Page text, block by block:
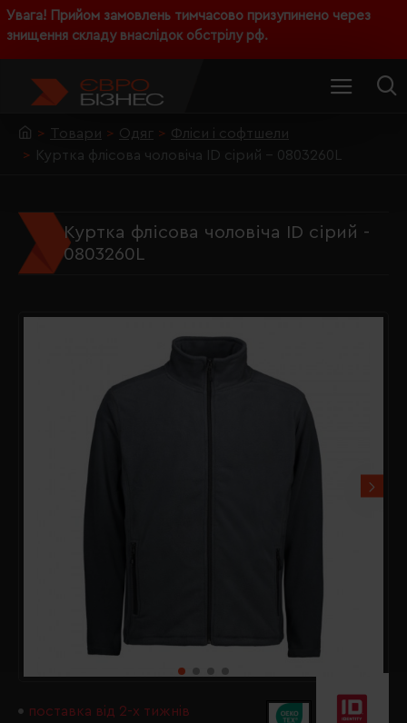
Увага! Прийом замовлень тимчасово призупинено через
знищення складу внаслідок обстрілу рф.
Товари Одяг
Фліси і софтшели
Куртка флісова чоловіча ID сірий - 0803260L
Куртка флісова чоловіча ID сірий -
0803260L
поставка від 2-х тижнів